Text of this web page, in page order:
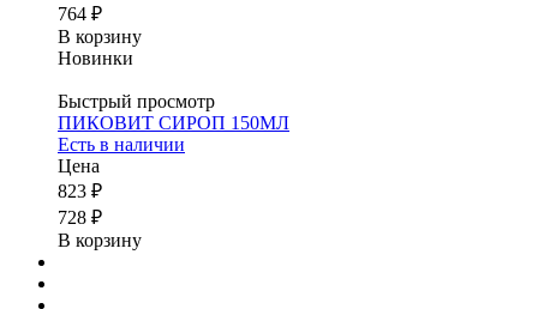
764 ₽
В корзину
Новинки
Быстрый просмотр
ПИКОВИТ СИРОП 150МЛ
Есть в наличии
Цена
823 ₽
728 ₽
В корзину